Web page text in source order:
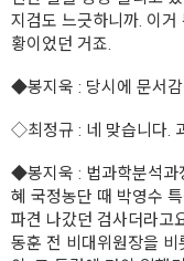
지검도 느긋하니까. 이
황이었던 거죠.
◆봉지욱 : 당시에 문서
◇최정규 : 네 맞습니다.
◆봉지욱 : 법과학분석
혜 국정농단 때 박영수
파견 나갔던 검사더라고
동훈 전 비대위원장을